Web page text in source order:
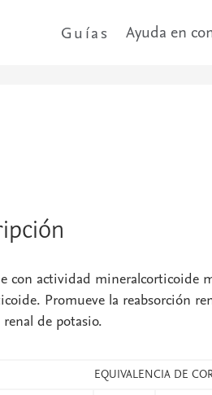
Guías Ayuda en
con actividad mineralcorticoide
Promueve la reabsorción
renal de potasio.
EQUIVALENCIA DE